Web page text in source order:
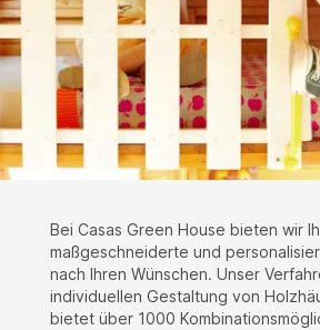
Bei Casas Green House bieten wir
maßgeschneiderte und
nach Ihren Wünschen. Unser
individuellen Gestaltung von
bietet über 1000